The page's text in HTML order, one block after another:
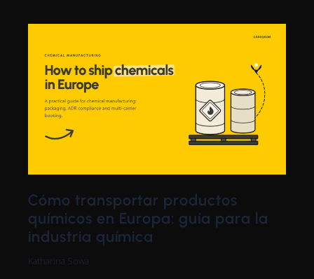
Cómo transportar productos
químicos en Europa: guía para la
industria química
Katharina Sowa